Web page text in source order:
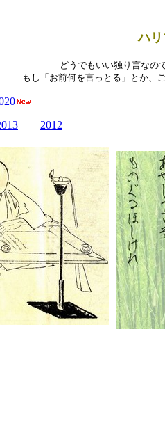
ハ
どうでもいい独り言なの
とる」とか、ご意見
2012